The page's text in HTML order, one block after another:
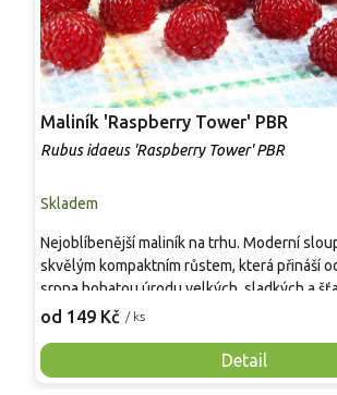
Maliník 'Raspberry Tower' PBR
Rubus idaeus 'Raspberry Tower' PBR
Skladem
od 149 Kč / ks
Detail
Nejoblíbenější maliník na trhu. Moderní
skvělým kompaktním růstem, která přináší
srpna bohatou úrodu velkých, sladkých a
Pevné vzpřímené výhony tvoří elegantní
Mrazuvzdornost do −25 °C a spolehlivá
skvělou volbu pro každého pěstitele.